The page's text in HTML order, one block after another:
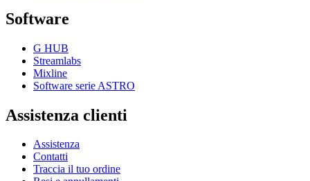
Software
G HUB
Streamlabs
Mixline
Software serie ASTRO
Assistenza clienti
Assistenza
Contatti
Traccia il tuo ordine